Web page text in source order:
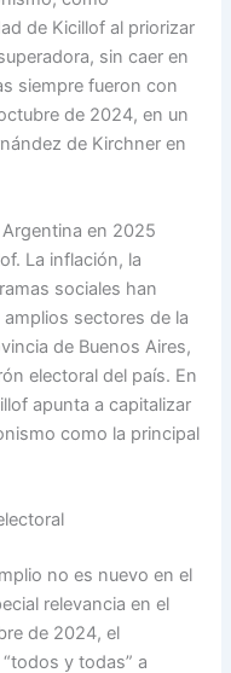
de Kicillof al priorizar
sin caer en
siempre fueron con
de 2024, en un
de Kirchner en
en 2025
La inflación, la
sociales han
sectores de la
de Buenos Aires,
electoral del país. En
apunta a capitalizar
como la principal
no es nuevo en el
relevancia en el
de 2024, el
y todas” a